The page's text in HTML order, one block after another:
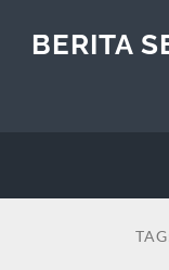
BERITA